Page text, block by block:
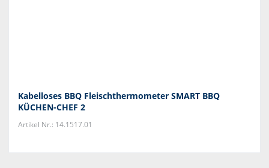
Kabelloses BBQ Fleischthermometer SMART BBQ
KÜCHEN-CHEF 2
Artikel Nr.: 14.1517.01